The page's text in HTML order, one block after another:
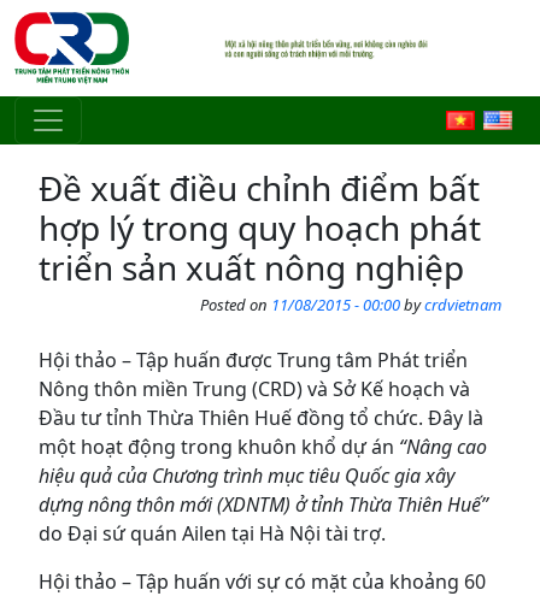
Skip to main content
Đề xuất điều chỉnh điểm bất
hợp lý trong quy hoạch phát
triển sản xuất nông nghiệp
Posted on 11/08/2015 - 00:00bycrdvietnam
Hội thảo – Tập huấn được Trung tâm Phát triển
Nông thôn miền Trung (CRD) và Sở Kế hoạch và
Đầu tư tỉnh Thừa Thiên Huế đồng tổ chức. Đây là
một hoạt động trong khuôn khổ dự án “Nâng cao
hiệu quả của Chương trình mục tiêu Quốc gia xây
dựng nông thôn mới (XDNTM) ở tỉnh Thừa Thiên Huế”
do Đại sứ quán Ailen tại Hà Nội tài trợ.
Hội thảo – Tập huấn với sự có mặt của khoảng 60